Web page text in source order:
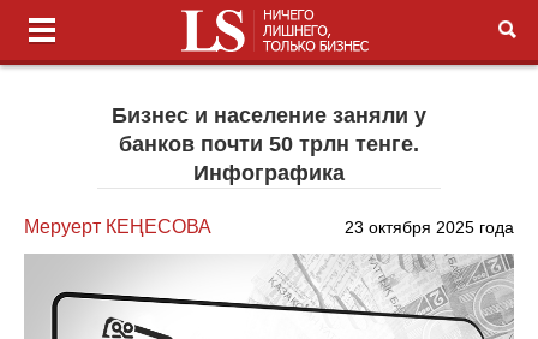
Бизнес и население заняли у
банков почти 50 трлн тенге.
Инфографика
Меруерт КЕҢЕСОВА 23 октября 2025 года